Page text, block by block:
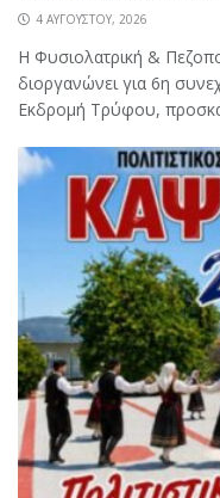
4 ΑΥΓΟΎΣΤΟΥ, 2026
Η Φυσιολατρική &
διοργανώνει για 6η
Εκδρομή Τρύφου,